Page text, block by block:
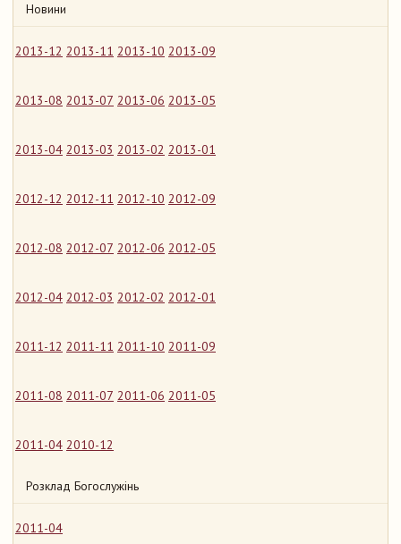
Новини
2013-12 2013-11 2013-10 2013-09
2013-08 2013-07 2013-06 2013-05
2013-04 2013-03 2013-02 2013-01
2012-12 2012-11 2012-10 2012-09
2012-08 2012-07 2012-06 2012-05
2012-04 2012-03 2012-02 2012-01
2011-12 2011-11 2011-10 2011-09
2011-08 2011-07 2011-06 2011-05
2011-04 2010-12
Розклад Богослужінь
2011-04